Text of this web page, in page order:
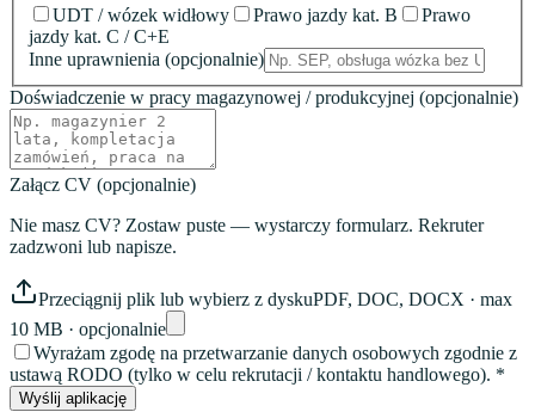
UDT / wózek widłowy
Prawo jazdy kat. B
Prawo
jazdy kat. C / C+E
Inne uprawnienia (opcjonalnie)
Doświadczenie w pracy magazynowej / produkcyjnej (opcjonalnie)
Załącz CV (opcjonalnie)
Nie masz CV? Zostaw puste — wystarczy formularz. Rekruter
zadzwoni lub napisze.
Przeciągnij plik lub wybierz z dyskuPDF, DOC, DOCX · max
10 MB · opcjonalnie
Wyrażam zgodę na przetwarzanie danych osobowych zgodnie z
ustawą RODO (tylko w celu rekrutacji / kontaktu handlowego). *
Wyślij aplikację